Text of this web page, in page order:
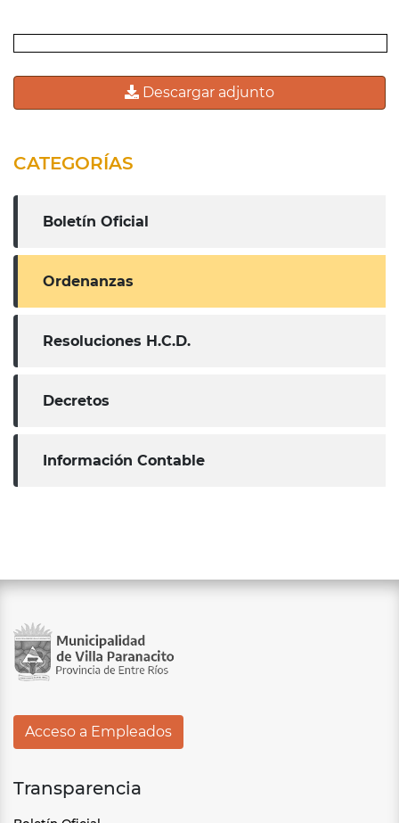
Descargar adjunto
CATEGORÍAS
Boletín Oficial
Ordenanzas
Resoluciones H.C.D.
Decretos
Información Contable
Acceso a Empleados
Transparencia